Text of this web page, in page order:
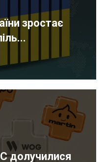
зростає
долучилися